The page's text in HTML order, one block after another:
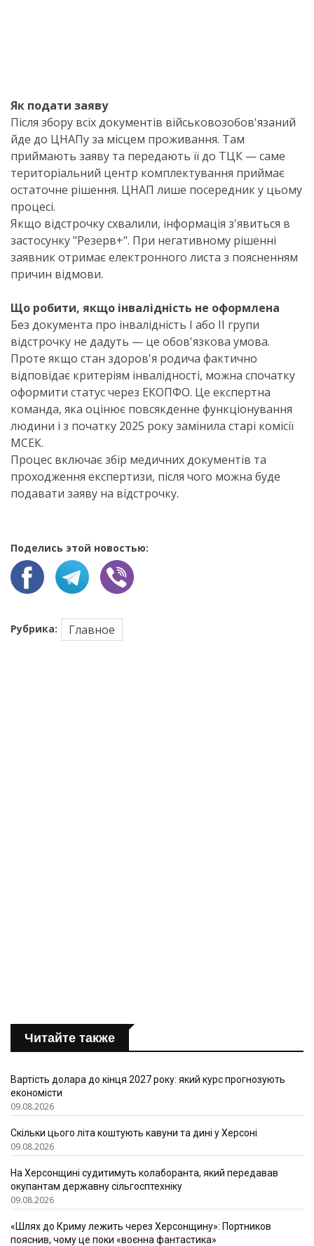
Як подати заяву
Після збору всіх документів військовозобов'язаний
йде до ЦНАПу за місцем проживання. Там
приймають заяву та передають її до ТЦК — саме
територіальний центр комплектування приймає
остаточне рішення. ЦНАП лише посередник у цьому
процесі.
Якщо відстрочку схвалили, інформація з'явиться в
застосунку "Резерв+". При негативному рішенні
заявник отримає електронного листа з поясненням
причин відмови.
Що робити, якщо інвалідність не оформлена
Без документа про інвалідність I або II групи
відстрочку не дадуть — це обов'язкова умова.
Проте якщо стан здоров'я родича фактично
відповідає критеріям інвалідності, можна спочатку
оформити статус через ЕКОПФО. Це експертна
команда, яка оцінює повсякденне функціонування
людини і з початку 2025 року замінила старі комісії
МСЕК.
Процес включає збір медичних документів та
проходження експертизи, після чого можна буде
подавати заяву на відстрочку.
Поделись этой новостью:
Рубрика: Главное
Читайте также
Вартість долара до кінця 2027 року: який курс прогнозують
економісти
09.08.2026
Скільки цього літа коштують кавуни та дині у Херсоні
09.08.2026
На Херсонщині судитимуть колаборанта, який передавав
окупантам державну сільгосптехніку
09.08.2026
«Шлях до Криму лежить через Херсонщину»: Портников
пояснив, чому це поки «воєнна фантастика»